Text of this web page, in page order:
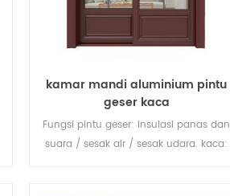
kamar mandi aluminium pintu
geser kaca
Fungsi pintu geser: insulasi panas dan
suara / sesak air / sesak udara. kaca: